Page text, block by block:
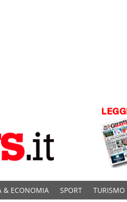
& ECONOMIA SPORT TURISMO